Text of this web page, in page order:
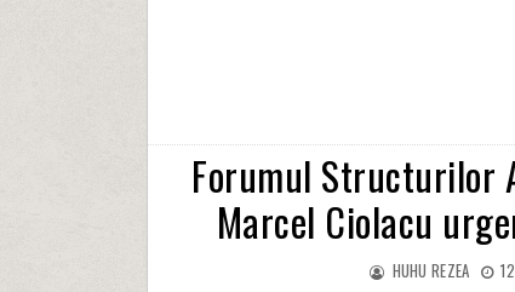
Forumul Structurilor
Marcel Ciolacu
HUHU REZEA